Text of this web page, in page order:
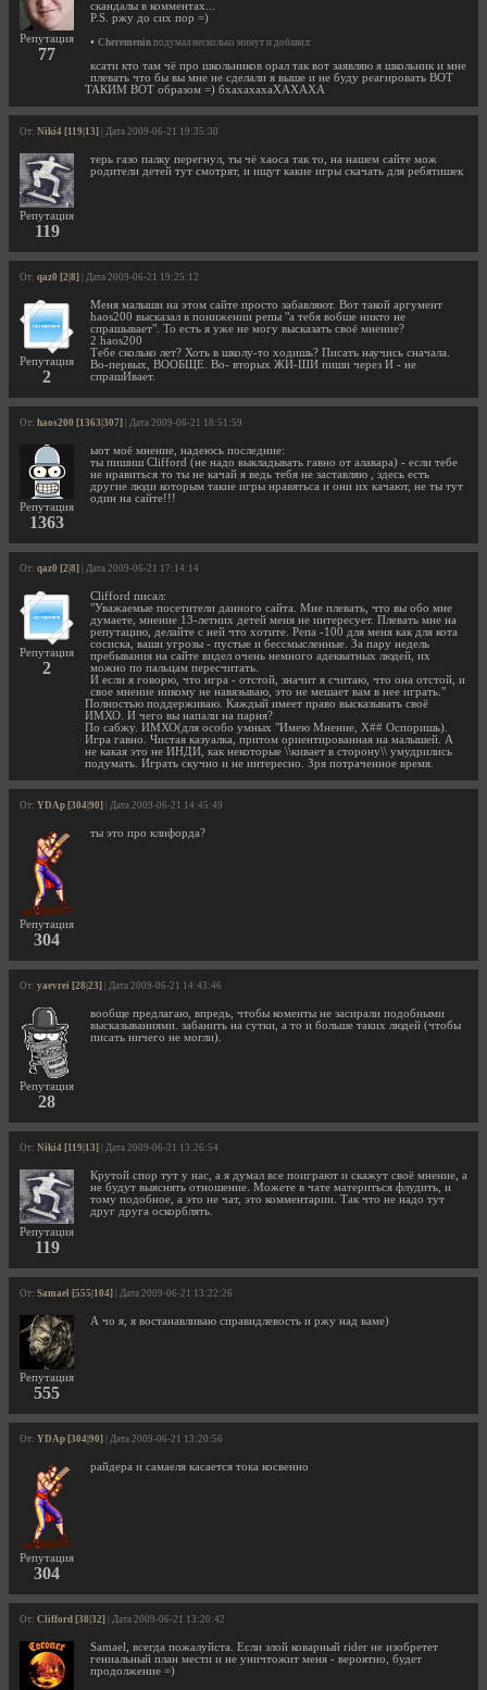
Репутация
77
скандалы в комментах...
P.S. ржу до сих пор =)
• Cheremenin подумал несколько минут и добавил:
ксати кто там чё про школьников орал так вот заявляю я школьник и мне
плевать что бы вы мне не сделали я выше и не буду реагировать ВОТ
ТАКИМ ВОТ образом =) бхахахахаХАХАХА
От: Niki4 [119|13] | Дата 2009-06-21 19:35:30
Репутация
119
терь газо палку перегнул, ты чё хаоса так то, на нашем сайте мож
родители детей тут смотрят, и ищут какие игры скачать для ребятишек
От: qaz0 [2|8] | Дата 2009-06-21 19:25:12
Репутация
2
Меня малыши на этом сайте просто забавляют. Вот такой аргумент
haos200 высказал в понижении репы "а тебя вобше никто не
спрашывает". То есть я уже не могу высказать своё мнение?
2 haos200
Тебе сколько лет? Хоть в школу-то ходишь? Писать научись сначала.
Во-первых, ВООБЩЕ. Во- вторых ЖИ-ШИ пиши через И - не
спрашИвает.
От: haos200 [1363|307] | Дата 2009-06-21 18:51:59
Репутация
1363
ыот моё мнение, надеюсь последние:
ты пишиш Clifford (не надо выкладывать гавно от алавара) - если тебе
не нравиться то ты не качай я ведь тебя не заставляю , здесь есть
другие люди которым такие игры нравятьса и они их качают, не ты тут
один на сайте!!!
От: qaz0 [2|8] | Дата 2009-06-21 17:14:14
Репутация
2
Clifford писал:
"Уважаемые посетители данного сайта. Мне плевать, что вы обо мне
думаете, мнение 13-летних детей меня не интересует. Плевать мне на
репутацию, делайте с ней что хотите. Репа -100 для меня как для кота
сосиска, ваши угрозы - пустые и бессмысленные. За пару недель
пребывания на сайте видел очень немного адекватных людей, их
можно по пальцам пересчитать.
И если я говорю, что игра - отстой, значит я считаю, что она отстой, и
свое мнение никому не навязываю, это не мешает вам в нее играть."
Полностью поддерживаю. Каждый имеет право высказывать своё
ИМХО. И чего вы напали на парня?
По сабжу. ИМХО(для особо умных "Имею Мнение, Х## Оспоришь).
Игра гавно. Чистая казуалка, притом ориентированная на малышей. А
не какая это не ИНДИ, как некоторые \\кивает в сторону\\ умудрились
подумать. Играть скучно и не интересно. Зря потраченное время.
От: YDAp [304|90] | Дата 2009-06-21 14:45:49
Репутация
304
ты это про клифорда?
От: yaevrei [28|23] | Дата 2009-06-21 14:43:46
Репутация
28
вообще предлагаю, впредь, чтобы коменты не засирали подобными
высказываниями. забанить на сутки, а то и больше таких людей (чтобы
писать ничего не могли).
От: Niki4 [119|13] | Дата 2009-06-21 13:26:54
Репутация
119
Крутой спор тут у нас, а я думал все поиграют и скажут своё мнение, а
не будут выяснять отношение. Можете в чате материться флудить, и
тому подобное, а это не чат, это комментарии. Так что не надо тут
друг друга оскорблять.
От: Samael [555|104] | Дата 2009-06-21 13:22:26
Репутация
555
А чо я, я востанавливаю справидлевость и ржу над ваме)
От: YDAp [304|90] | Дата 2009-06-21 13:20:56
Репутация
304
райдера и самаеля касается тока косвенно
От: Clifford [38|32] | Дата 2009-06-21 13:20:42
Samael, всегда пожалуйста. Если злой коварный rider не изобретет
гениальный план мести и не уничтожит меня - вероятно, будет
продолжение =)